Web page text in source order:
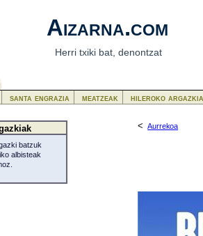
Aizarna.com
Herri txiki bat, denontzat
<Aurrekoa
batzuk
albisteak
santa engrazia meatzeak hileroko